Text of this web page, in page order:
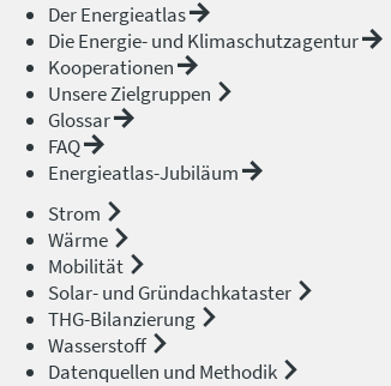
Der Energieatlas
Die Energie- und Klimaschutzagentur
Kooperationen
Unsere Zielgruppen
Glossar
FAQ
Energieatlas-Jubiläum
Strom
Wärme
Mobilität
Solar- und Gründachkataster
THG-Bilanzierung
Wasserstoff
Datenquellen und Methodik